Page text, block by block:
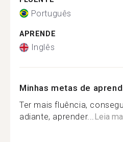
Português
APRENDE
Inglês
Minhas metas de
Ter mais fluência,
adiante, aprender...Leia